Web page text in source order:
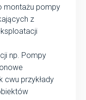
montażu pompy
z
np. Pompy
cwu przykłady